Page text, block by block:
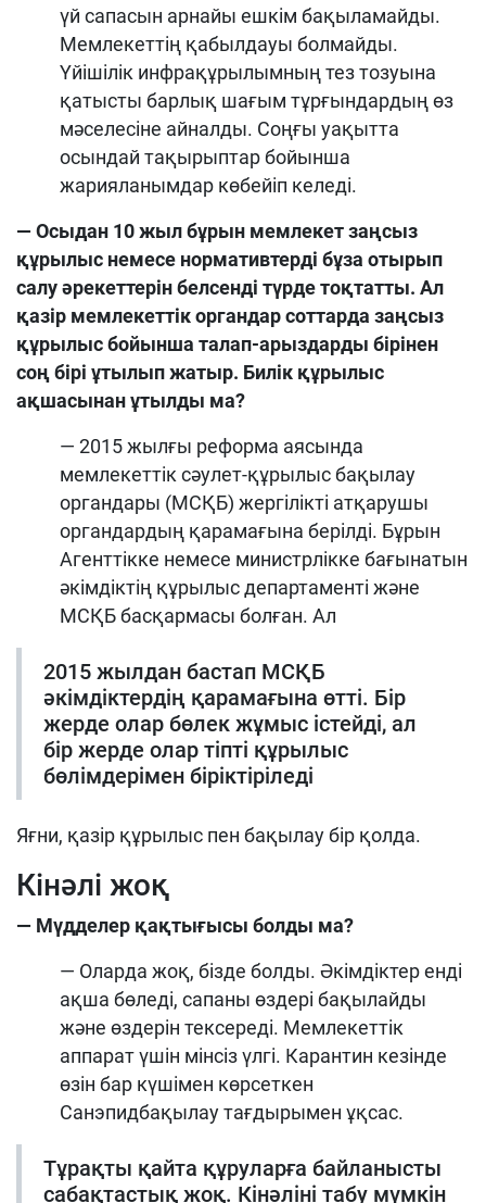
үй сапасын арнайы ешкім бақыламайды.
Мемлекеттің қабылдауы болмайды.
Үйішілік инфрақұрылымның тез тозуына
қатысты барлық шағым тұрғындардың өз
мәселесіне айналды. Соңғы уақытта
осындай тақырыптар бойынша
жарияланымдар көбейіп келеді.
— Осыдан 10 жыл бұрын мемлекет заңсыз
құрылыс немесе нормативтерді бұза отырып
салу әрекеттерін белсенді түрде тоқтатты. Ал
қазір мемлекеттік органдар соттарда заңсыз
құрылыс бойынша талап-арыздарды бірінен
соң бірі ұтылып жатыр. Билік құрылыс
ақшасынан ұтылды ма?
— 2015 жылғы реформа аясында
мемлекеттік сәулет-құрылыс бақылау
органдары (МСҚБ) жергілікті атқарушы
органдардың қарамағына берілді. Бұрын
Агенттікке немесе министрлікке бағынатын
әкімдіктің құрылыс департаменті және
МСҚБ басқармасы болған. Ал
2015 жылдан бастап МСҚБ
әкімдіктердің қарамағына өтті. Бір
жерде олар бөлек жұмыс істейді, ал
бір жерде олар тіпті құрылыс
бөлімдерімен біріктіріледі
Яғни, қазір құрылыс пен бақылау бір қолда.
Кінәлі жоқ
— Мүдделер қақтығысы болды ма?
— Оларда жоқ, бізде болды. Әкімдіктер енді
ақша бөледі, сапаны өздері бақылайды
және өздерін тексереді. Мемлекеттік
аппарат үшін мінсіз үлгі. Карантин кезінде
өзін бар күшімен көрсеткен
Санэпидбақылау тағдырымен ұқсас.
Тұрақты қайта құруларға байланысты
сабақтастық жоқ. Кінәліні табу мүмкін